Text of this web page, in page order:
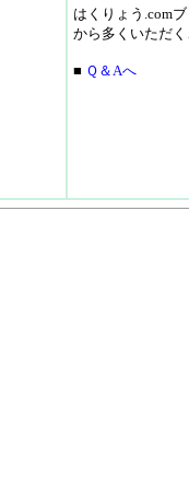
はくりょう.com
から多くいただ
■ Ｑ＆Aへ